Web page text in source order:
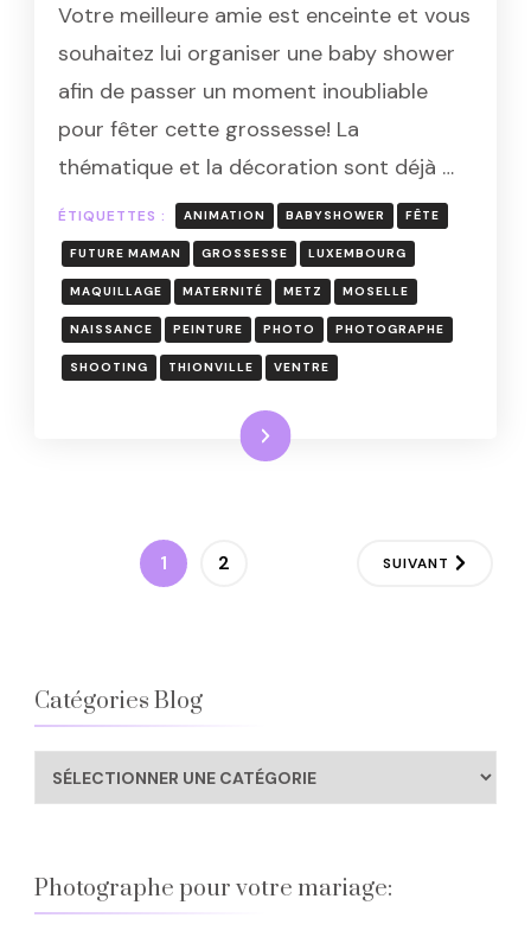
SHOWER
VOTRE
GROSSESSE
PAINTING
PHOTOS
Votre meilleure amie est enceinte et vous
souhaitez lui organiser une baby shower
afin de passer un moment inoubliable
pour fêter cette grossesse! La
thématique et la décoration sont déjà …
ÉTIQUETTES : ANIMATION BABYSHOWER FÊTE
FUTURE MAMAN GROSSESSE LUXEMBOURG
MAQUILLAGE MATERNITÉ METZ MOSELLE
NAISSANCE PEINTURE PHOTO PHOTOGRAPHE
SHOOTING THIONVILLE VENTRE
Lire la suite
Pagination
publications
PAGE
1 PAGE
2 SUIVANT
Catégories Blog
Catégories
Blog
Photographe pour votre mariage: